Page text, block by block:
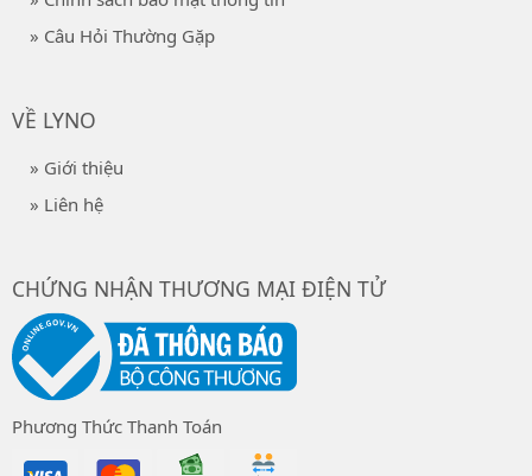
» Câu Hỏi Thường Gặp
VỀ LYNO
» Giới thiệu
» Liên hệ
CHỨNG NHẬN THƯƠNG MẠI ĐIỆN TỬ
Phương Thức Thanh Toán